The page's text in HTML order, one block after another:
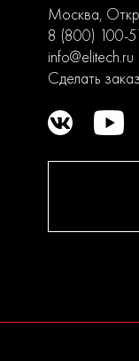
Москва,
8 (800) 100-
info@elitech.ru
Сделать